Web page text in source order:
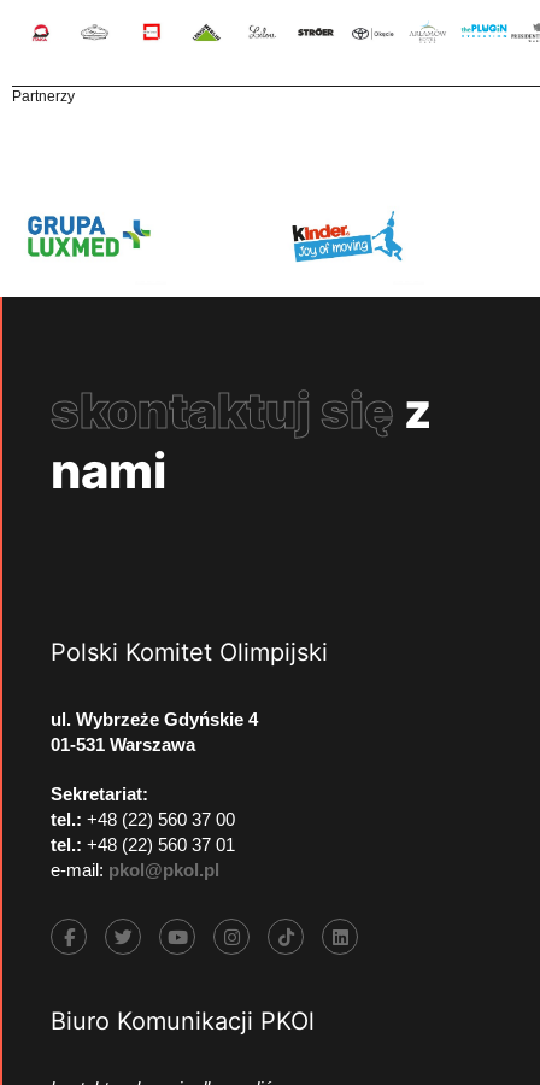
Partnerzy
skontaktuj się z
nami
Polski Komitet Olimpijski
ul. Wybrzeże Gdyńskie 4
01-531 Warszawa
Sekretariat:
tel.: +48 (22) 560 37 00
tel.: +48 (22) 560 37 01
e-mail: pkol@pkol.pl
Biuro Komunikacji PKOl